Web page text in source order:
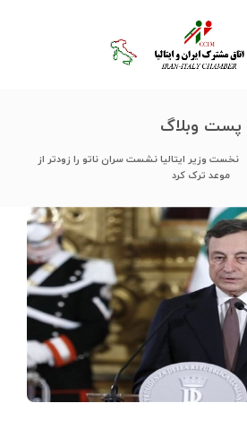
پست وبلاگ
نخست وزیر ایتالیا نشست سران ناتو را زودتر از
موعد ترک کرد